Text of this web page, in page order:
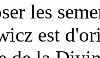
les
est